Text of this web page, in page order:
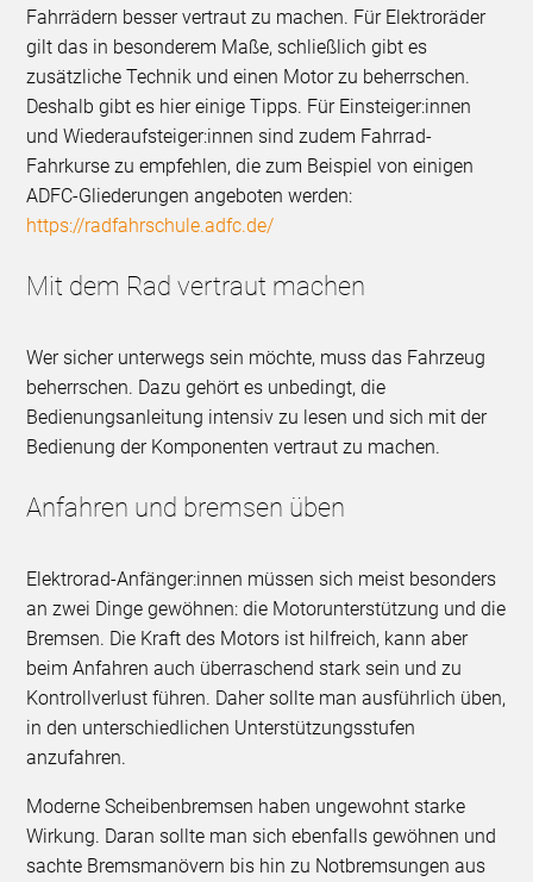
Fahrrädern besser vertraut zu machen. Für Elektroräder
gilt das in besonderem Maße, schließlich gibt es
zusätzliche Technik und einen Motor zu beherrschen.
Deshalb gibt es hier einige Tipps. Für Einsteiger:innen
und Wiederaufsteiger:innen sind zudem Fahrrad-
Fahrkurse zu empfehlen, die zum Beispiel von einigen
ADFC-Gliederungen angeboten werden:
https://radfahrschule.adfc.de/
Mit dem Rad vertraut machen
Wer sicher unterwegs sein möchte, muss das Fahrzeug
beherrschen. Dazu gehört es unbedingt, die
Bedienungsanleitung intensiv zu lesen und sich mit der
Bedienung der Komponenten vertraut zu machen.
Anfahren und bremsen üben
Elektrorad-Anfänger:innen müssen sich meist besonders
an zwei Dinge gewöhnen: die Motorunterstützung und die
Bremsen. Die Kraft des Motors ist hilfreich, kann aber
beim Anfahren auch überraschend stark sein und zu
Kontrollverlust führen. Daher sollte man ausführlich üben,
in den unterschiedlichen Unterstützungsstufen
anzufahren.
Moderne Scheibenbremsen haben ungewohnt starke
Wirkung. Daran sollte man sich ebenfalls gewöhnen und
sachte Bremsmanövern bis hin zu Notbremsungen aus